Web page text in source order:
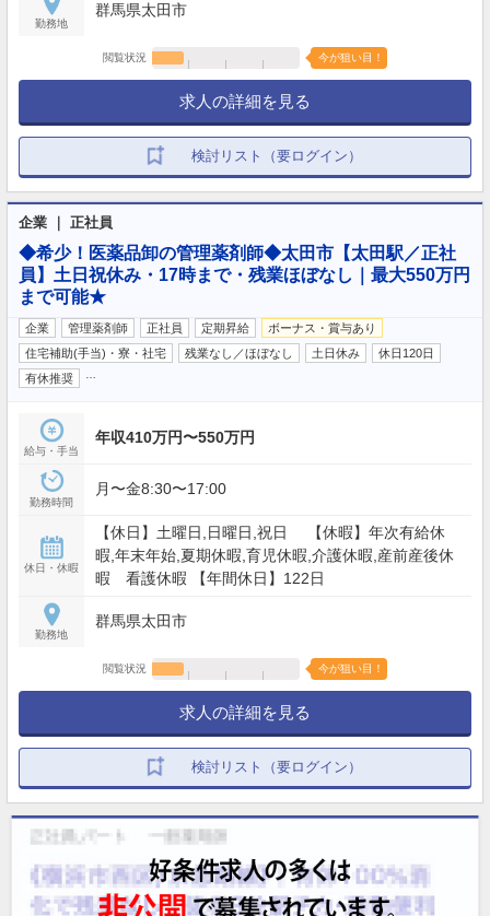
勤務地
群馬県太田市
閲覧状況 今が狙い目！
求人の詳細を見る
検討リスト（要ログイン）
企業 ｜ 正社員
◆希少！医薬品卸の管理薬剤師◆太田市【太田駅／正社
員】土日祝休み・17時まで・残業ほぼなし｜最大550万円
まで可能★
企業 管理薬剤師 正社員 定期昇給
ボーナス・賞与あり
住宅補助(手当)・寮・社宅
残業なし／ほぼなし 土日休み
休日120日
有休推奨
給与・手当
年収410万円〜550万円
勤務時間
月〜金8:30〜17:00
休日・休暇
【休日】土曜日,日曜日,祝日 【休暇】年次有給休
暇,年末年始,夏期休暇,育児休暇,介護休暇,産前産後休
暇 看護休暇 【年間休日】122日
勤務地
群馬県太田市
閲覧状況 今が狙い目！
求人の詳細を見る
検討リスト（要ログイン）